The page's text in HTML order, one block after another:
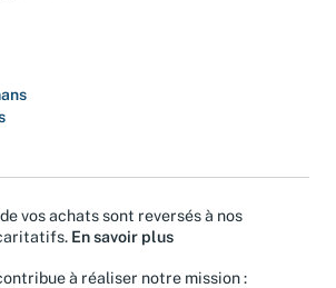
vos achats sont reversés à nos
En savoir plus
à réaliser notre mission :